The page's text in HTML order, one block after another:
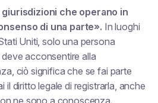
che operano in
di una parte». In luoghi
Uniti, solo una persona
acconsentire alla
ciò significa che se fai parte
il diritto legale di registrarla, anche
ne sono a conoscenza.